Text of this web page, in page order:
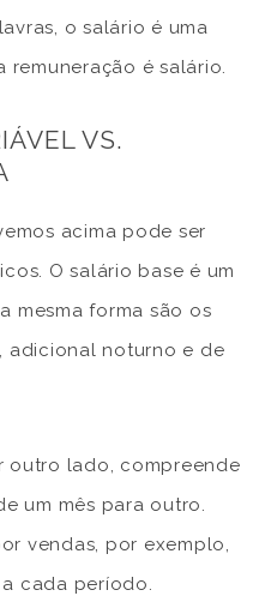
o salário é uma
remuneração é salário.
VS.
acima pode ser
O salário base é um
mesma forma são os
adicional noturno e de
outro lado, compreende
um mês para outro.
vendas, por exemplo,
cada período.